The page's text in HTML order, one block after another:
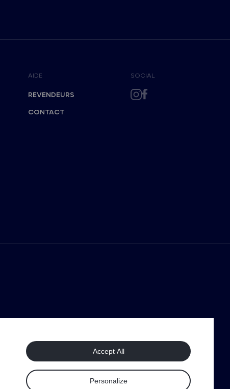
AIDE
REVENDEURS
CONTACT
SOCIAL
Personalize
Accept All